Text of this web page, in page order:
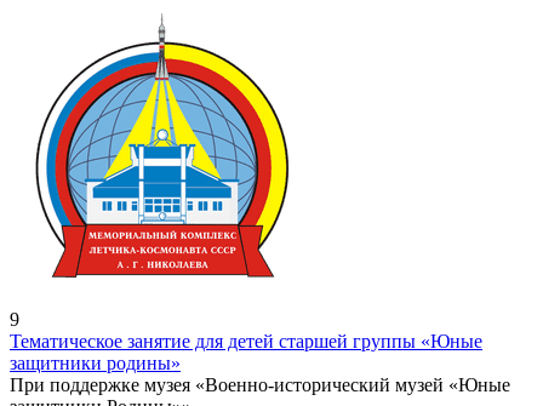
9
Тематическое занятие для детей старшей группы «Юные
защитники родины»
При поддержке музея «Военно-исторический музей «Юные